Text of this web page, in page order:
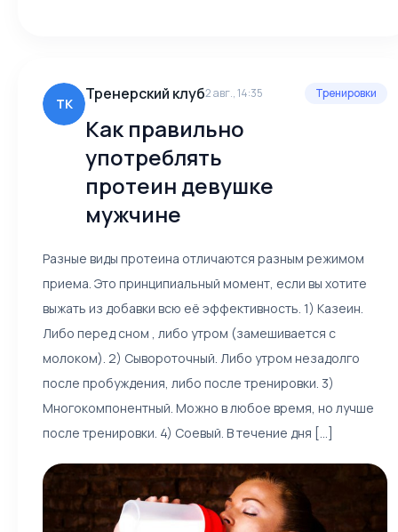
ТК
Тренерский клуб2 авг., 14:35
Как правильно
употреблять
протеин девушке
мужчине
Тренировки
Разные виды протеина отличаются разным режимом
приема. Это принципиальный момент, если вы хотите
выжать из добавки всю её эффективность. 1) Казеин.
Либо перед сном , либо утром (замешивается с
молоком). 2) Сывороточный. Либо утром незадолго
после пробуждения, либо после тренировки. 3)
Многокомпонентный. Можно в любое время, но лучше
после тренировки. 4) Соевый. В течение дня [...]